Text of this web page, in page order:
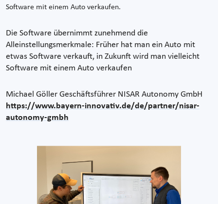
Software mit einem Auto verkaufen.
Die Software übernimmt zunehmend die
Alleinstellungsmerkmale: Früher hat man ein Auto mit
etwas Software verkauft, in Zukunft wird man vielleicht
Software mit einem Auto verkaufen
Michael Göller Geschäftsführer NISAR Autonomy GmbH
https://www.bayern-innovativ.de/de/partner/nisar-
autonomy-gmbh